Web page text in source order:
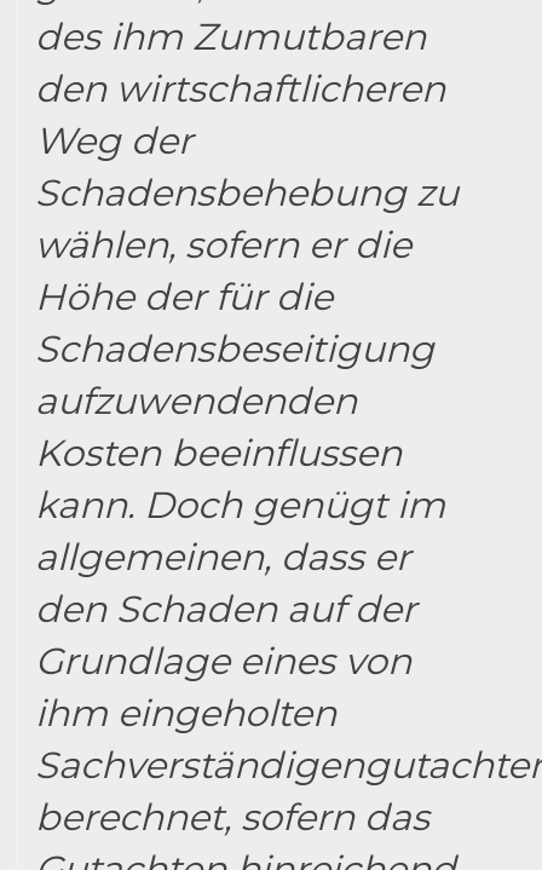
des ihm Zumutbaren
den wirtschaftlicheren
Weg der
Schadensbehebung zu
wählen, sofern er die
Höhe der für die
Schadensbeseitigung
aufzuwendenden
Kosten beeinflussen
kann. Doch genügt im
allgemeinen, dass er
den Schaden auf der
Grundlage eines von
ihm eingeholten
berechnet, sofern das